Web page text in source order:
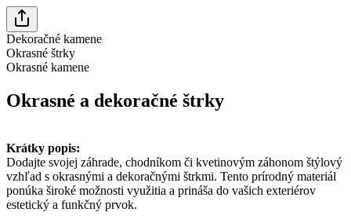
Dekoračné kamene
Okrasné štrky
Okrasné kamene
Okrasné a dekoračné štrky
Krátky popis:
Dodajte svojej záhrade, chodníkom či kvetinovým záhonom štýlový
vzhľad s okrasnými a dekoračnými štrkmi. Tento prírodný materiál
ponúka široké možnosti využitia a prináša do vašich exteriérov
estetický a funkčný prvok.